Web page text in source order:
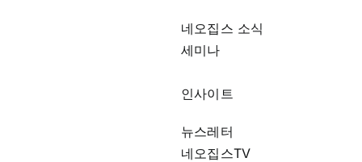
네오집스 소식
세미나
인사이트
뉴스레터
네오집스TV